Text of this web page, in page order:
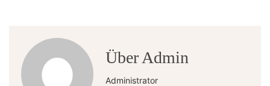
Über Admin
Administrator